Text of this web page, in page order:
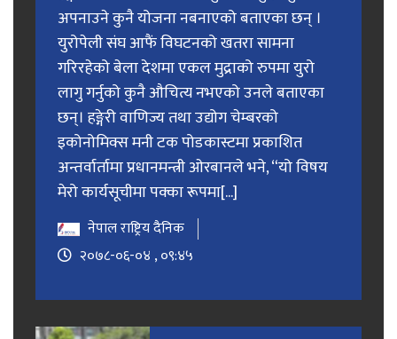
अपनाउने कुनै योजना नबनाएको बताएका छन् ।
युरोपेली संघ आफैं विघटनको खतरा सामना
गरिरहेको बेला देशमा एकल मुद्राको रुपमा युरो
लागु गर्नुको कुनै औचित्य नभएको उनले बताएका
छन्। हङ्गेरी वाणिज्य तथा उद्योग चेम्बरको
इकोनोमिक्स मनी टक पोडकास्टमा प्रकाशित
अन्तर्वार्तामा प्रधानमन्त्री ओरबानले भने, “यो विषय
मेरो कार्यसूचीमा पक्का रूपमा[...]
नेपाल राष्ट्रिय दैनिक
२०७८-०६-०४ , ०९:४५